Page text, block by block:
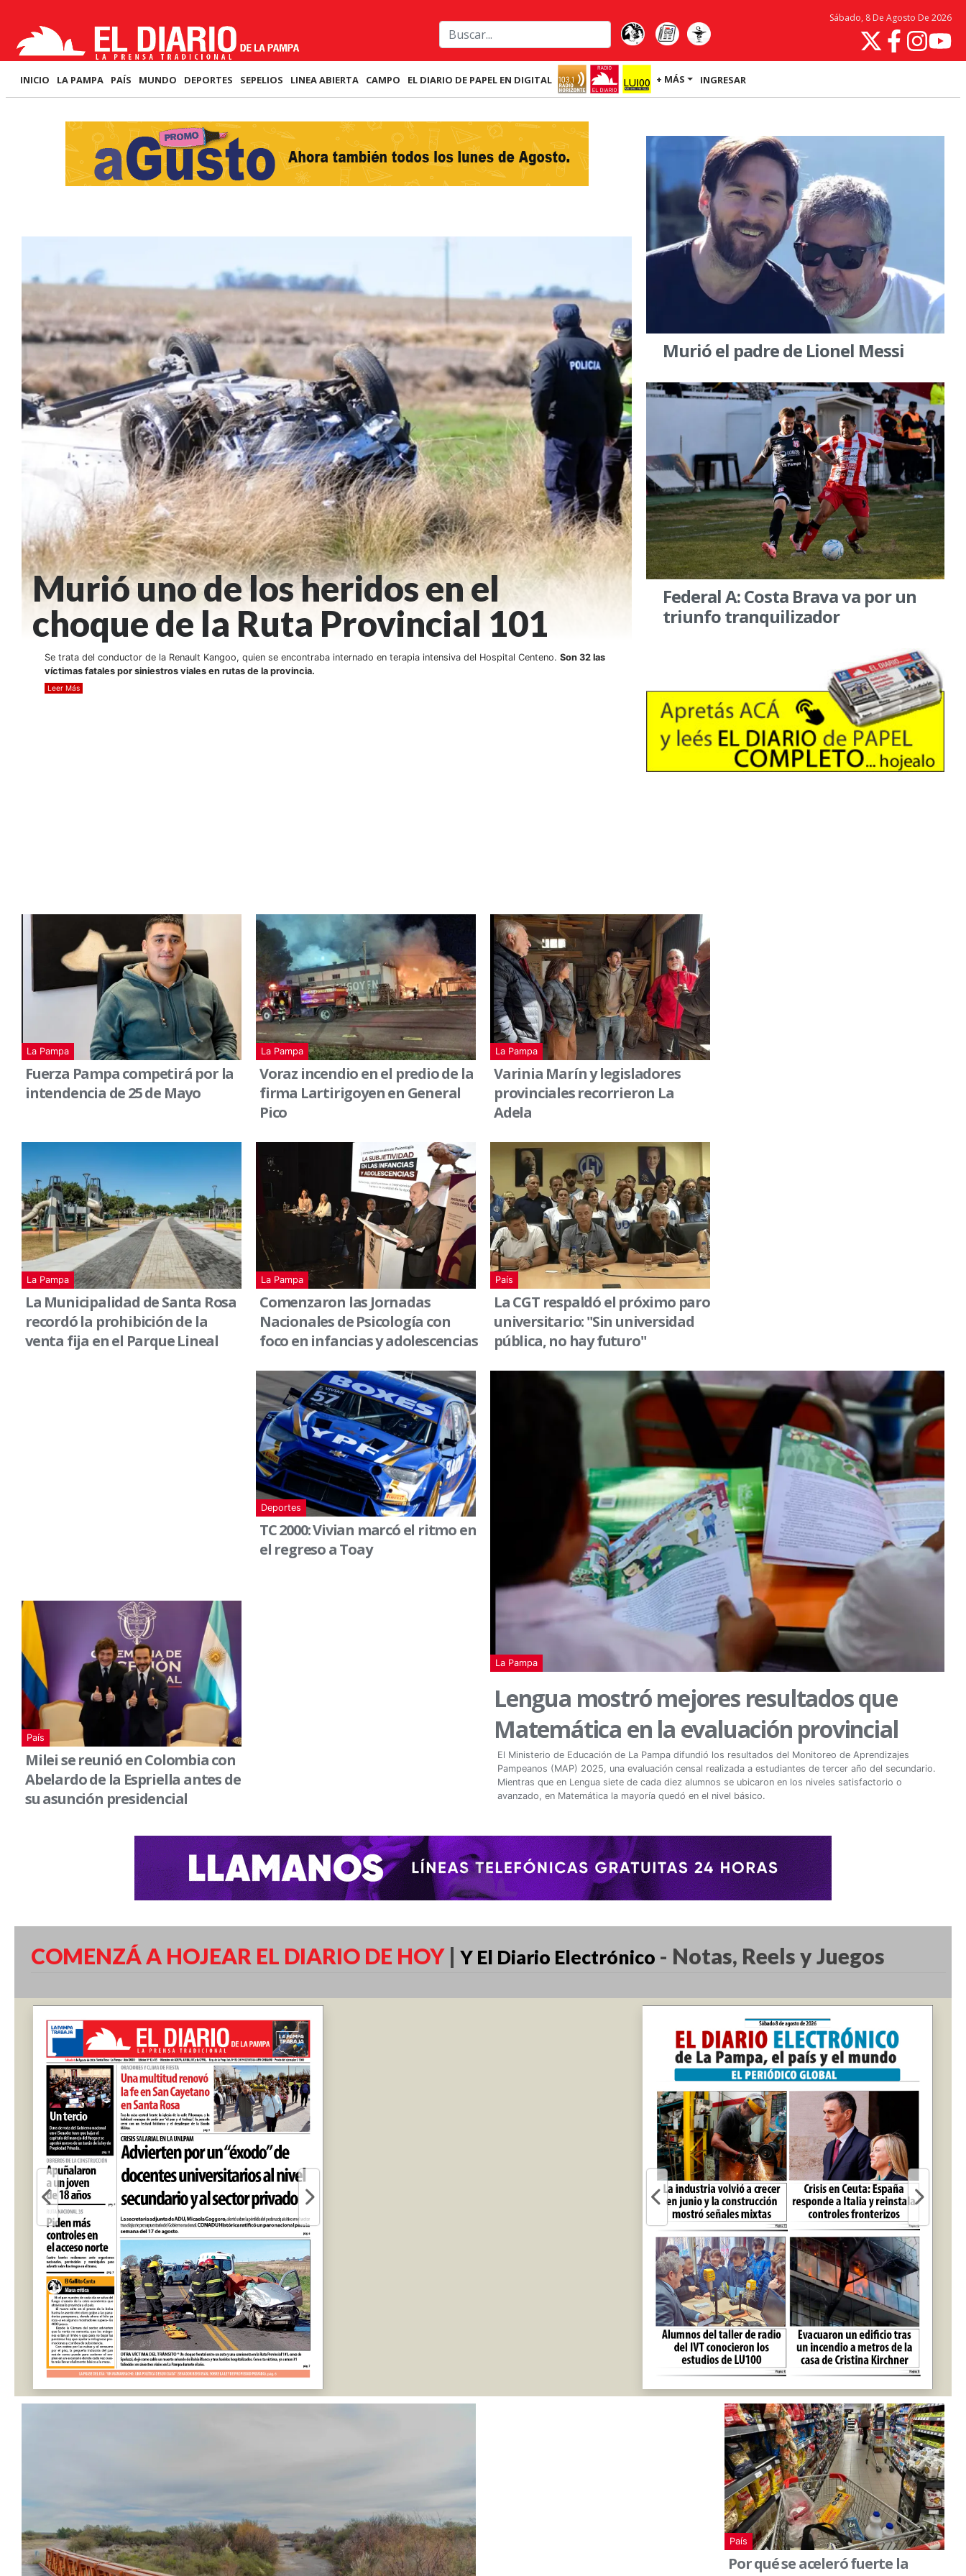
Sábado, 8 De Agosto De 2026
INICIO LA PAMPA PAÍS MUNDO DEPORTES SEPELIOS LINEA ABIERTA CAMPO EL DIARIO DE PAPEL EN DIGITAL + MÁS INGRESAR
Murió uno de los heridos en el
choque de la Ruta Provincial 101
Se trata del conductor de la Renault Kangoo, quien se encontraba internado en terapia intensiva del Hospital Centeno. Son 32 las
víctimas fatales por siniestros viales en rutas de la provincia.
Leer Más
Murió el padre de Lionel Messi
Federal A: Costa Brava va por un
triunfo tranquilizador
La Pampa
Fuerza Pampa competirá por la
intendencia de 25 de Mayo
La Pampa
Voraz incendio en el predio de la
firma Lartirigoyen en General
Pico
La Pampa
Varinia Marín y legisladores
provinciales recorrieron La
Adela
La Pampa
La Municipalidad de Santa Rosa
recordó la prohibición de la
venta fija en el Parque Lineal
La Pampa
Comenzaron las Jornadas
Nacionales de Psicología con
foco en infancias y adolescencias
País
La CGT respaldó el próximo paro
universitario: "Sin universidad
pública, no hay futuro"
Deportes
TC 2000: Vivian marcó el ritmo en
el regreso a Toay
País
Milei se reunió en Colombia con
Abelardo de la Espriella antes de
su asunción presidencial
La Pampa
Lengua mostró mejores resultados que
Matemática en la evaluación provincial
El Ministerio de Educación de La Pampa difundió los resultados del Monitoreo de Aprendizajes
Pampeanos (MAP) 2025, una evaluación censal realizada a estudiantes de tercer año del secundario.
Mientras que en Lengua siete de cada diez alumnos se ubicaron en los niveles satisfactorio o
avanzado, en Matemática la mayoría quedó en el nivel básico.
COMENZÁ A HOJEAR EL DIARIO DE HOY | Y El Diario Electrónico - Notas, Reels y Juegos
País
Por qué se aceleró fuerte la